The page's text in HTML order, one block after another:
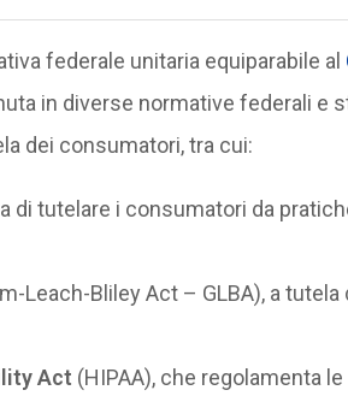
federale unitaria equiparabile al
in diverse normative federali e
dei consumatori, tra cui:
di tutelare i consumatori da
Leach-Bliley Act – GLBA), a tutela
Act (HIPAA), che regolamenta le